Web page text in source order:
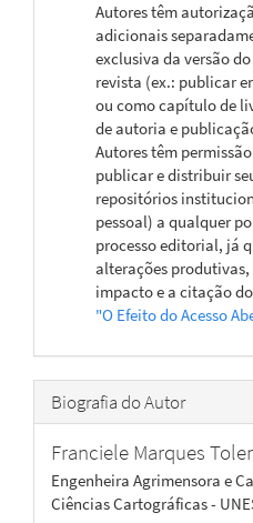
Autores têm
adicionais
exclusiva da versão
revista (ex.: publicar
ou como capítulo de
de autoria e
Autores têm
publicar e distribuir
repositórios
pessoal) a qualquer
processo editorial, já
alterações
impacto e a citação
"O Efeito do Acesso
Biografia do Autor
Franciele Marques
Engenheira Agrimensora e
Ciências Cartográficas -